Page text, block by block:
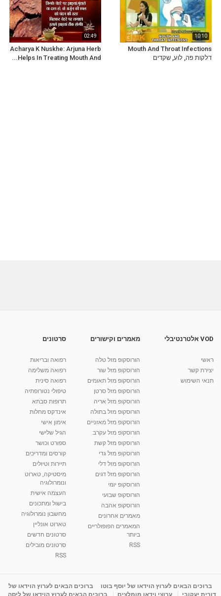
10:10
Mouth And Throat Infections
דלקות פה, לוע, שקדים
02:49
Acharya K Nuskhe: Arjuna Herb
Helps In Treating Mouth And...
VOD אלטרנטיבלי
ראשי
יצירת קשר
תנאי השימוש
מאמרים וקישורים
הורוסקופ מזל טלה
הורוסקופ מזל שור
הורוסקופ מזל תאומים
הורוסקופ מזל סרטן
הורוסקופ מזל אריה
הורוסקופ מזל בתולה
הורוסקופ מזל מאזניים
הורוסקופ מזל עקרב
הורוסקופ מזל קשת
הורוסקופ מזל גדי
הורוסקופ מזל דלי
הורוסקופ מזל דגים
הורוסקופ יומי
הורוסקופ שבועי
הורוסקופ אהבה
מאמרים אחרונים
המאמרים הפופולריים
ביותר
RSS
סרטונים
רפואה ובריאות
רפואה משלימה
רפואה סינית
טיפולי נטורופתיה
תרופות סבתא
אינדקס מחלות
אימון אישי
הגיל שלישי
ספורט וכושר
קורסים ומדריכים
תיירות וטיולים
מיסטיקה, טארוט
ונומרולוגיה
העצמה אישית
בישול ומתכונים
מחשבון נומרולוגיה
טארוט אונליין
סרטונים חדשים
סרטונים מובילים
RSS
ברוכים הבאים לערוץ הוידאו של יוסף בוטו
ברוכים הבאים לערוץ הוידאו של